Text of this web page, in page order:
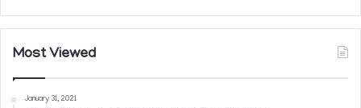
Most Viewed
January 31, 2021